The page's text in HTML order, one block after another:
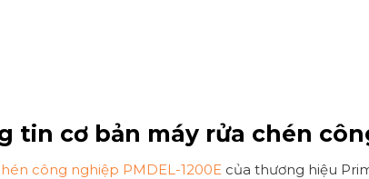
tin cơ bản máy rửa chén
công nghiệp PMDEL-1200E của thương hiệu